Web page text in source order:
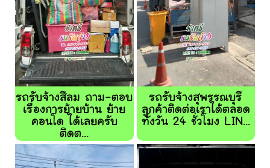
รถรับจ้างสีลม ถาม-ตอบ
เรื่องการย้ายบ้าน ย้าย
คอนโด ได้เลยครับ
ติดต...
รถรับจ้างสุพรรณบุรี
ลูกค้าติดต่อเราได้ตลอด
ทั้งวัน 24 ชั่วโมง LIN...